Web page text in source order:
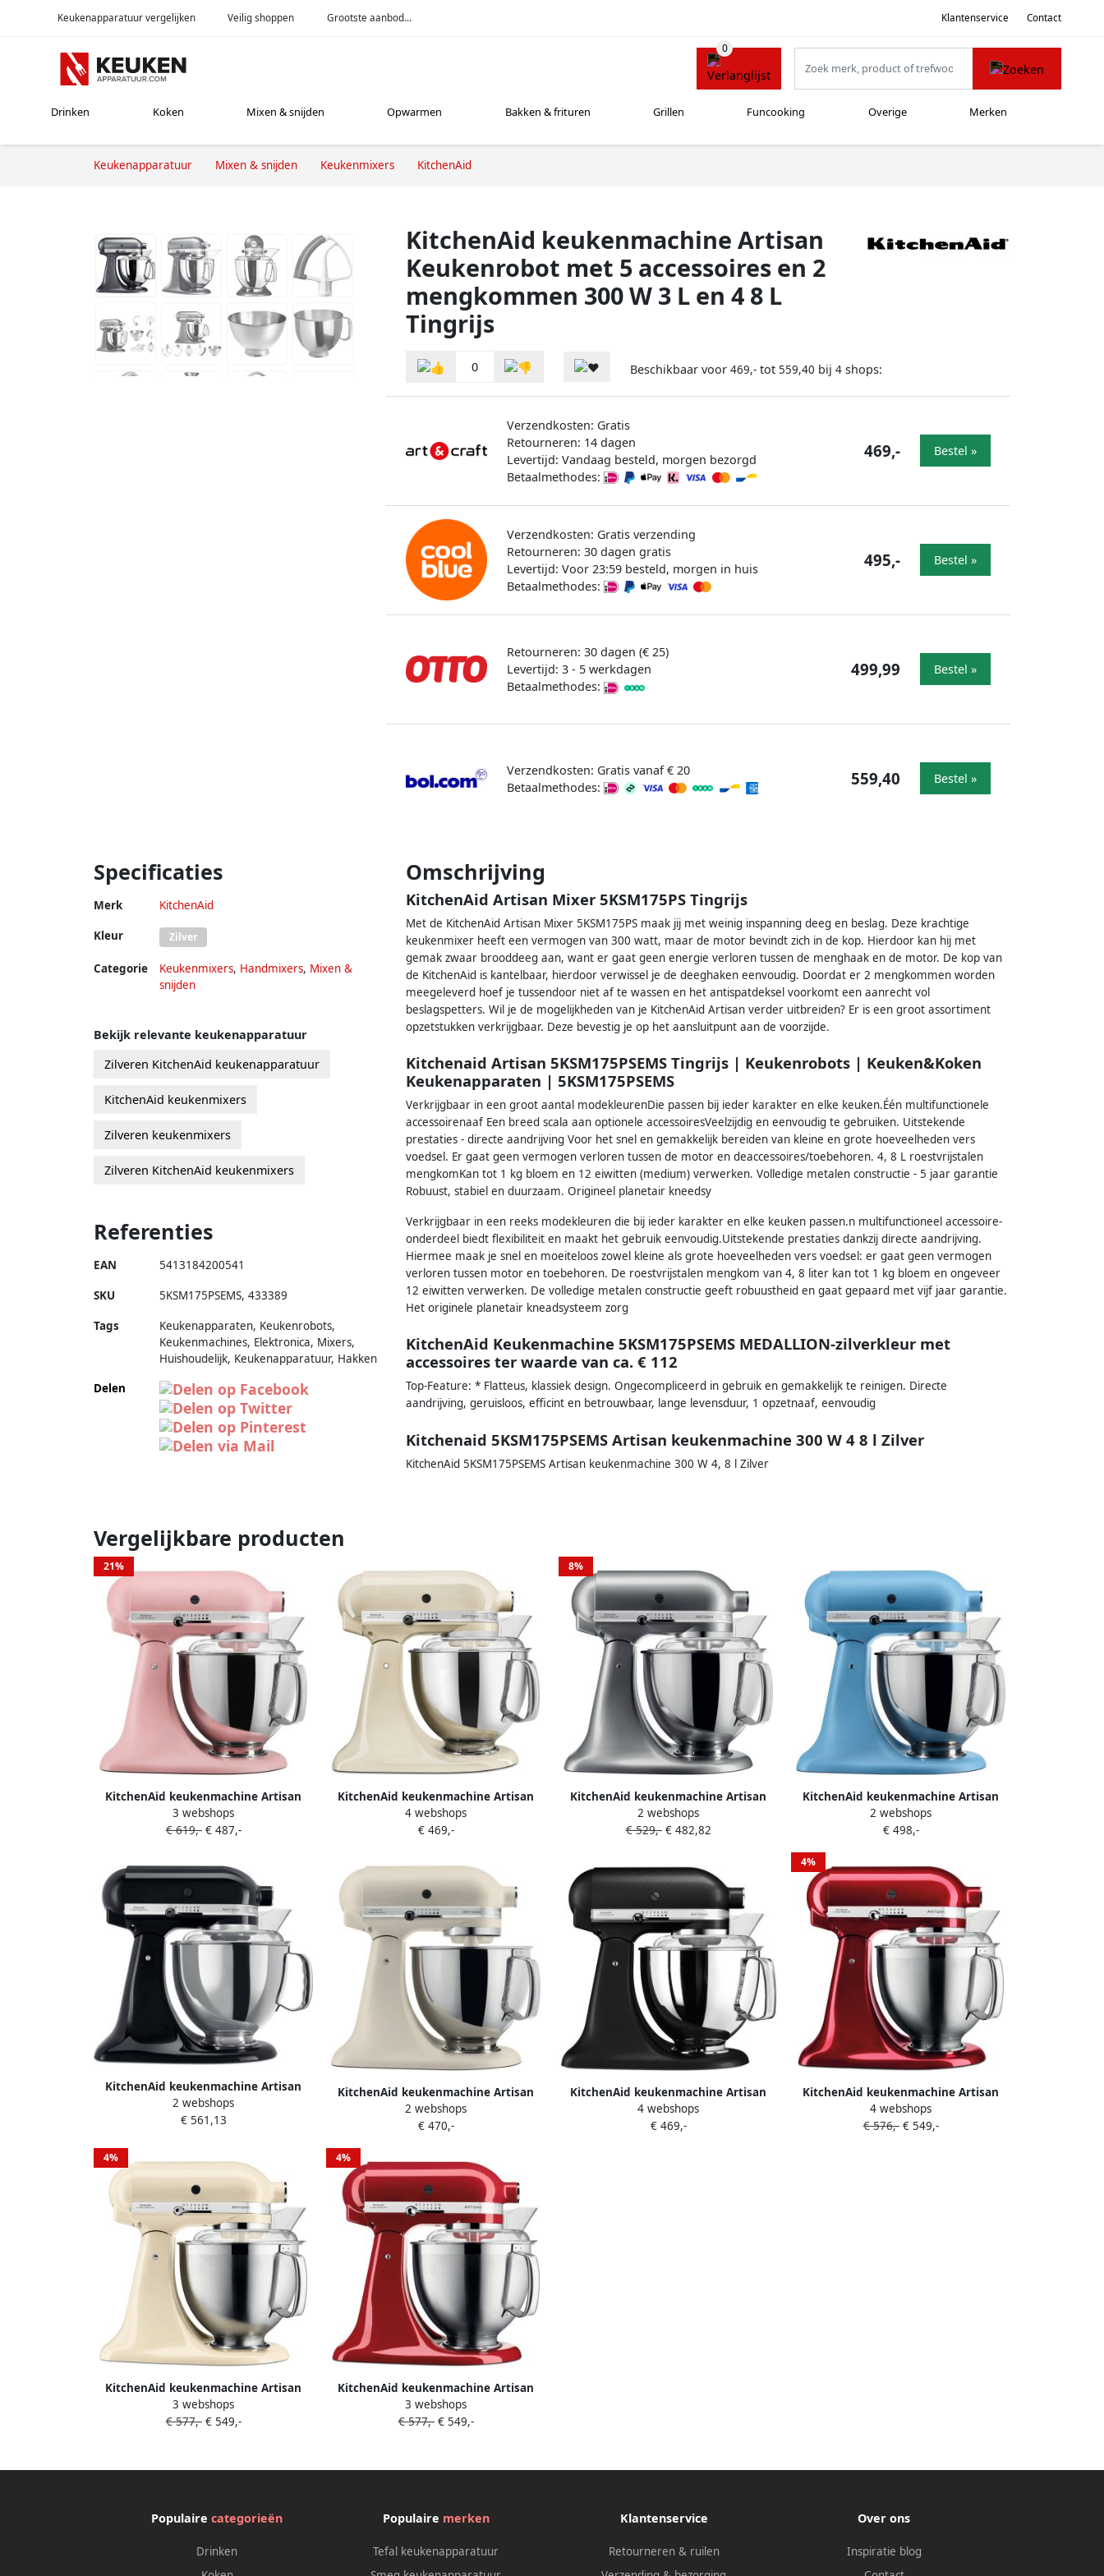
Keukenapparatuur vergelijken Veilig shoppen Grootste aanbod... Klantenservice Contact
Drinken Koken Mixen & snijden Opwarmen Bakken & frituren Grillen Funcooking Overige Merken
Keukenapparatuur Mixen & snijden Keukenmixers KitchenAid
KitchenAid keukenmachine Artisan
Keukenrobot met 5 accessoires en 2
mengkommen 300 W 3 L en 4 8 L
Tingrijs
0 Beschikbaar voor 469,- tot 559,40 bij 4 shops:
Verzendkosten: Gratis
Retourneren: 14 dagen
Levertijd: Vandaag besteld, morgen bezorgd
Betaalmethodes:
469,- Bestel »
Verzendkosten: Gratis verzending
Retourneren: 30 dagen gratis
Levertijd: Voor 23:59 besteld, morgen in huis
Betaalmethodes:
495,- Bestel »
Retourneren: 30 dagen (€ 25)
Levertijd: 3 - 5 werkdagen
Betaalmethodes:
499,99 Bestel »
Verzendkosten: Gratis vanaf € 20
Betaalmethodes:
559,40 Bestel »
Specificaties
Merk KitchenAid
Kleur Zilver
Categorie Keukenmixers, Handmixers, Mixen &
snijden
Omschrijving
KitchenAid Artisan Mixer 5KSM175PS Tingrijs
Met de KitchenAid Artisan Mixer 5KSM175PS maak jij met weinig inspanning deeg en beslag. Deze krachtige
keukenmixer heeft een vermogen van 300 watt, maar de motor bevindt zich in de kop. Hierdoor kan hij met
gemak zwaar brooddeeg aan, want er gaat geen energie verloren tussen de menghaak en de motor. De kop van
de KitchenAid is kantelbaar, hierdoor verwissel je de deeghaken eenvoudig. Doordat er 2 mengkommen worden
meegeleverd hoef je tussendoor niet af te wassen en het antispatdeksel voorkomt een aanrecht vol
beslagspetters. Wil je de mogelijkheden van je KitchenAid Artisan verder uitbreiden? Er is een groot assortiment
opzetstukken verkrijgbaar. Deze bevestig je op het aansluitpunt aan de voorzijde.
Kitchenaid Artisan 5KSM175PSEMS Tingrijs | Keukenrobots | Keuken&Koken
Keukenapparaten | 5KSM175PSEMS
Verkrijgbaar in een groot aantal modekleurenDie passen bij ieder karakter en elke keuken.Één multifunctionele
accessoirenaaf Een breed scala aan optionele accessoiresVeelzijdig en eenvoudig te gebruiken. Uitstekende
prestaties - directe aandrijving Voor het snel en gemakkelijk bereiden van kleine en grote hoeveelheden vers
voedsel. Er gaat geen vermogen verloren tussen de motor en deaccessoires/toebehoren. 4, 8 L roestvrijstalen
mengkomKan tot 1 kg bloem en 12 eiwitten (medium) verwerken. Volledige metalen constructie - 5 jaar garantie
Robuust, stabiel en duurzaam. Origineel planetair kneedsy
Verkrijgbaar in een reeks modekleuren die bij ieder karakter en elke keuken passen.n multifunctioneel accessoire-
onderdeel biedt flexibiliteit en maakt het gebruik eenvoudig.Uitstekende prestaties dankzij directe aandrijving.
Hiermee maak je snel en moeiteloos zowel kleine als grote hoeveelheden vers voedsel: er gaat geen vermogen
verloren tussen motor en toebehoren. De roestvrijstalen mengkom van 4, 8 liter kan tot 1 kg bloem en ongeveer
12 eiwitten verwerken. De volledige metalen constructie geeft robuustheid en gaat gepaard met vijf jaar garantie.
Het originele planetair kneadsysteem zorg
KitchenAid Keukenmachine 5KSM175PSEMS MEDALLION-zilverkleur met
accessoires ter waarde van ca. € 112
Top-Feature: * Flatteus, klassiek design. Ongecompliceerd in gebruik en gemakkelijk te reinigen. Directe
aandrijving, geruisloos, efficint en betrouwbaar, lange levensduur, 1 opzetnaaf, eenvoudig
Kitchenaid 5KSM175PSEMS Artisan keukenmachine 300 W 4 8 l Zilver
KitchenAid 5KSM175PSEMS Artisan keukenmachine 300 W 4, 8 l Zilver
Bekijk relevante keukenapparatuur
Zilveren KitchenAid keukenapparatuur
KitchenAid keukenmixers
Zilveren keukenmixers
Zilveren KitchenAid keukenmixers
Referenties
EAN 5413184200541
SKU 5KSM175PSEMS, 433389
Tags
Keukenapparaten, Keukenrobots,
Keukenmachines, Elektronica, Mixers,
Huishoudelijk, Keukenapparatuur, Hakken
Delen
Vergelijkbare producten
21%
KitchenAid keukenmachine Artisan
Keukenrobot met 5 accessoires en 2
mengkommen 300 W 3 L en 4 8 L Roze
3 webshops
€ 619,-€ 487,-
KitchenAid keukenmachine Artisan
Keukenrobot met 5 accessoires en 2
mengkommen 300 W 3 L en 4 8 L
4 webshops
€ 469,-
8%
KitchenAid keukenmachine Artisan
Keukenrobot met 5 accessoires en 2
mengkommen 300 W 3 L en 4 8 L
2 webshops
€ 529,-€ 482,82
KitchenAid keukenmachine Artisan
Keukenrobot met 5 accessoires en 2
mengkommen 300 W 3 L en 4 8 L
2 webshops
€ 498,-
KitchenAid keukenmachine Artisan
Keukenrobot met 5 accessoires en 2
mengkommen 300 W 3 L en 4 8 L Onyx
2 webshops
€ 561,13
KitchenAid keukenmachine Artisan
Keukenrobot met 5 accessoires en 2
mengkommen 300 W 3 L en 4 8 L
2 webshops
€ 470,-
KitchenAid keukenmachine Artisan
Keukenrobot met 5 accessoires en 2
mengkommen 300 W 3 L en 4 8 L
4 webshops
€ 469,-
4%
KitchenAid keukenmachine Artisan
Keukenrobot met 3 accessoires uit
roestvrij staal schenkschild en 2
4 webshops
€ 576,-€ 549,-
4%
KitchenAid keukenmachine Artisan
Keukenrobot met 3 accessoires uit
roestvrij staal schenkschild en 2
3 webshops
€ 577,-€ 549,-
4%
KitchenAid keukenmachine Artisan
Keukenrobot met 3 accessoires uit
roestvrij staal schenkschild en 2
3 webshops
€ 577,-€ 549,-
Populairecategorieën
Drinken
Populaire merken
Tefal keukenapparatuur
Klantenservice
Retourneren & ruilen
Over ons
Inspiratie blog